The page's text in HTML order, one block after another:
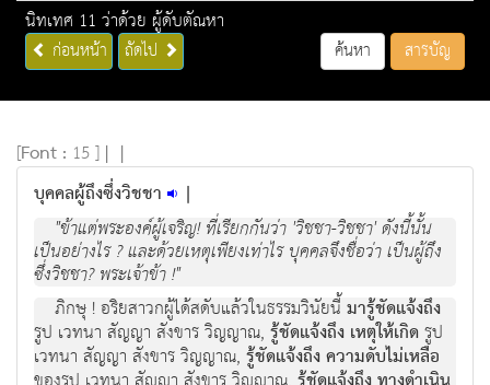
นิทเทศ 11 ว่าด้วย ผู้ดับตัณหา
ก่อนหน้า ถัดไป ค้นหา สารบัญ
[Font : 15 ] | |
บุคคลผู้ถึงซึ่งวิชชา |
"ข้าแต่พระองค์ผู้เจริญ! ที่เรียกกันว่า 'วิชชา-วิชชา' ดังนี้นั้น
เป็นอย่างไร ? และด้วยเหตุเพียงเท่าไร บุคคลจึงชื่อว่า เป็นผู้ถึง
ซึ่งวิชชา? พระเจ้าข้า !"
ภิกษุ ! อริยสาวกผู้ได้สดับแล้วในธรรมวินัยนี้มารู้ชัดแจ้งถึง
รูป เวทนา สัญญา สังขาร วิญญาณ, รู้ชัดแจ้งถึง เหตุให้เกิดรูป
เวทนา สัญญา สังขาร วิญญาณ, รู้ชัดแจ้งถึง ความดับไม่เหลือ